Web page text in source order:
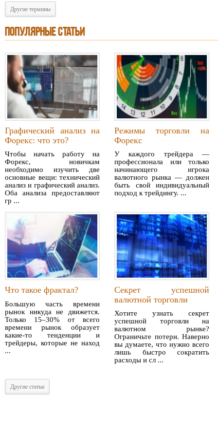
Другие термины
ПОПУЛЯРНЫЕ СТАТЬИ
Графический анализ на
Форекс: что это?
Чтобы начать работу на
Форекс, новичкам
необходимо изучить две
основные вещи: технический
анализ и графический анализ.
Оба анализа предоставляют
гр ...
Режимы торговли на
Форекс
У каждого трейдера —
профессионала или только
начинающего игрока
валютного рынка — должен
быть свой индивидуальный
подход к трейдингу. ...
Что такое фрактал?
Большую часть времени
рынок никуда не движется.
Только 15–30% от всего
времени рынок образует
какие-то тенденции и
трейдеры, которые не наход
...
Секрет успешной
валютной торговли
Хотите узнать секрет
успешной торговли на
валютном рынке?
Ограничьте потери. Наверно
вы думаете, что нужно всего
лишь быстро сократить
расходы и сл ...
Другие статьи